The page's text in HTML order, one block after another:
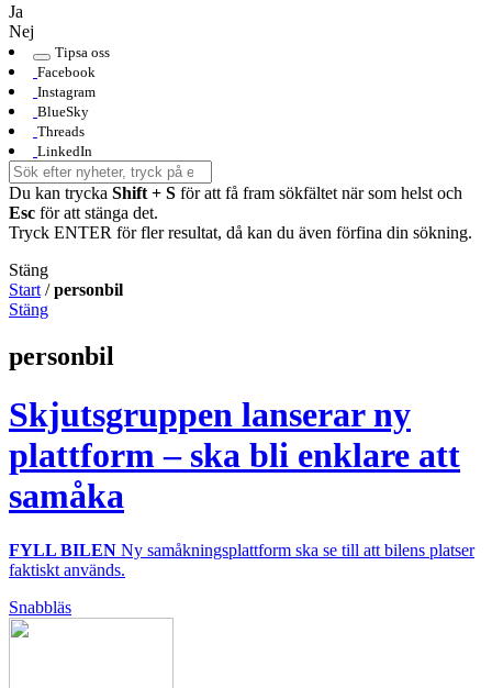
Ja
Nej
Tipsa oss
Facebook
Instagram
BlueSky
Threads
LinkedIn
Du kan trycka Shift + S för att få fram sökfältet när som helst och
Esc för att stänga det.
Tryck ENTER för fler resultat, då kan du även förfina din sökning.
Stäng
Start /personbil
Stäng
personbil
Skjutsgruppen lanserar ny
plattform – ska bli enklare att
samåka
FYLL BILEN Ny samåkningsplattform ska se till att bilens platser
faktiskt används.
Snabbläs